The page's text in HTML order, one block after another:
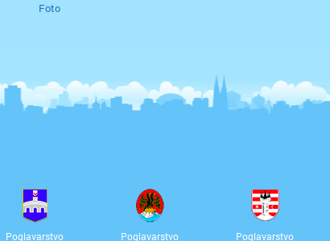
Imotski
Kaštela
Pašac
Foto
Poglavarstvo Poglavarstvo Poglavarstvo